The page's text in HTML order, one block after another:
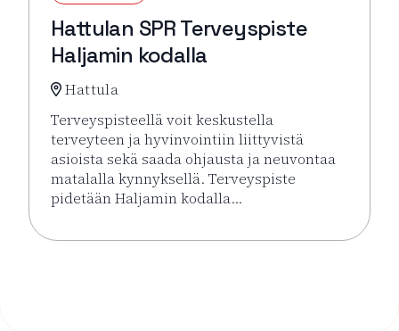
Hattulan SPR Terveyspiste
Haljamin kodalla
Hattula
Terveyspisteellä voit keskustella
terveyteen ja hyvinvointiin liittyvistä
asioista sekä saada ohjausta ja neuvontaa
matalalla kynnyksellä. Terveyspiste
pidetään Haljamin kodalla…
Lue lisää tapahtumasta Hattulan SPR Terveyspiste